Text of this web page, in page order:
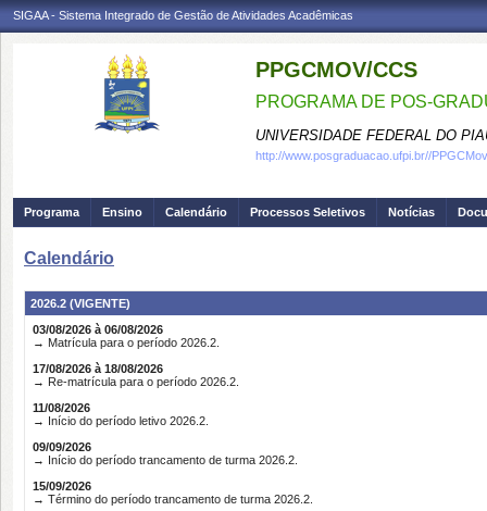
SIGAA - Sistema Integrado de Gestão de Atividades Acadêmicas
PPGCMOV/CCS
PROGRAMA DE POS-
UNIVERSIDADE FEDERAL DO
http://www.posgraduacao.ufpi.br//
Programa Ensino Calendário Processos Seletivos Notícias
Calendário
2026.2 (VIGENTE)
03/08/2026 à 06/08/2026
→ Matrícula para o período 2026.2.
17/08/2026 à 18/08/2026
→ Re-matrícula para o período 2026.2.
11/08/2026
→ Início do período letivo 2026.2.
09/09/2026
→ Início do período trancamento de turma 2026.2.
15/09/2026
→ Término do período trancamento de turma 2026.2.